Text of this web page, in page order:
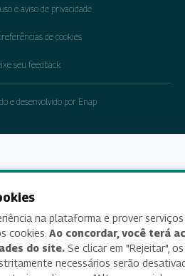
e aviso de privacidade
de cookies
seu feedback
e desenvolvido por Enap
na plataforma e prover serviços
cookies. Ao concordar, você terá
do site. Se clicar em "Rejeitar", os
necessários serão